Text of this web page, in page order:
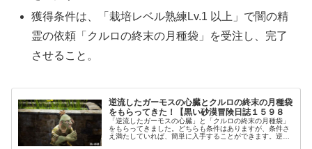
獲得条件は、「栽培レベル熟練Lv.1 以上」で闇の精
霊の依頼「クルロの終末の月種袋」を受注し、完了
させること。
逆流したガーモスの心臓とクルロの終末の月種袋
をもらってきた！【黒い砂漠冒険日誌１５９８
「逆流したガーモスの心臓」と「クルロの終末の月種袋」
をもらってきました。どちらも条件はありますが、条件さ
え満たしていれば、簡単に入手することができます。逆流